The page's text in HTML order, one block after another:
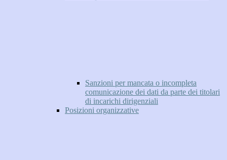
Sanzioni per mancata o incompleta
comunicazione dei dati da parte dei titolari
di incarichi dirigenziali
Posizioni organizzative